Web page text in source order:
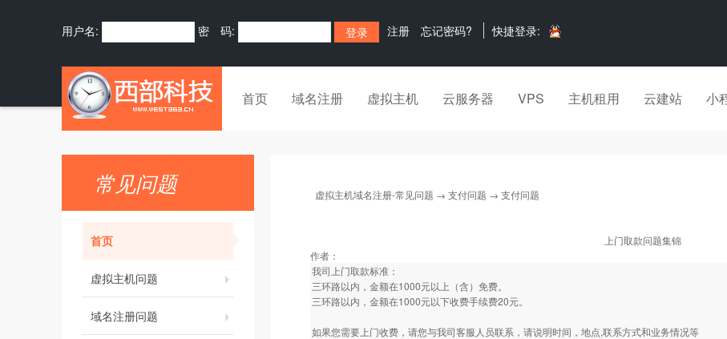
用户名: 密 码: 注册 忘记密码? 快捷登录:
首页 域名注册 虚拟主机 云服务器 VPS 主机租用 云建站 小
常见问题
首页
虚拟主机问题
域名注册问题
虚拟主机域名注册-常见问题 → 支付问题 → 支付问题
上门取款问题集锦
作者：
我司上门取款标准：
三环路以内，金额在1000元以上（含）免费。
三环路以内，金额在1000元以下收费手续费20元。
如果您需要上门收费，请您与我司客服人员联系，请说明时间，地点,联系方式和业务情况等